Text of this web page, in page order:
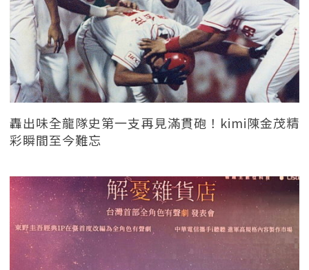
轟出味全龍隊史第一支再見滿貫砲！kimi陳金茂精
彩瞬間至今難忘